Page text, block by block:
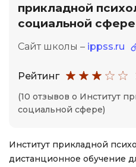
прикладной
социальной сфере
Сайт школы – ippss.ru
Рейтинг
(10 отзывов о Институт
социальной сфере)
Институт прикладной
дистанционное обучение